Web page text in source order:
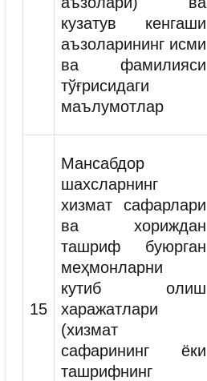
кузатув кенгаши
аъзоларининг исми
ва фамилияси
тўғрисидаги
маълумотлар
15
Мансабдор
шахсларнинг
хизмат сафарлари
ва хориждан
ташриф буюрган
меҳмонларни
кутиб олиш
харажатлари
(хизмат
сафарининг ёки
ташрифнинг